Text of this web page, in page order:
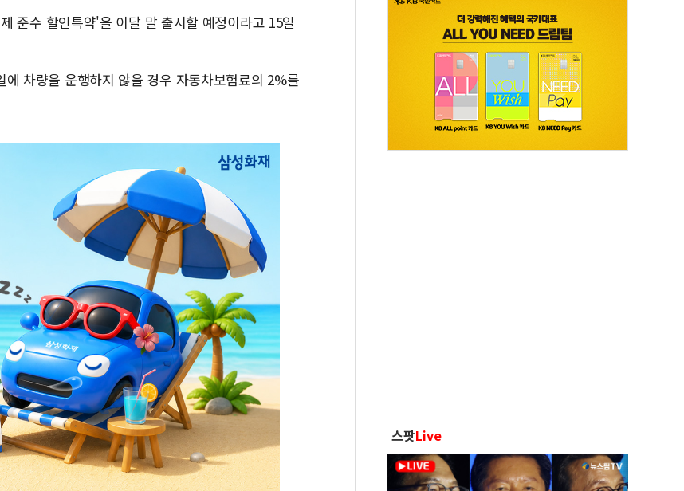
준수 할인특약'을 이달 말 출시할 예정이라고 15일
차량을 운행하지 않을 경우 자동차보험료의 2%를
스팟Live